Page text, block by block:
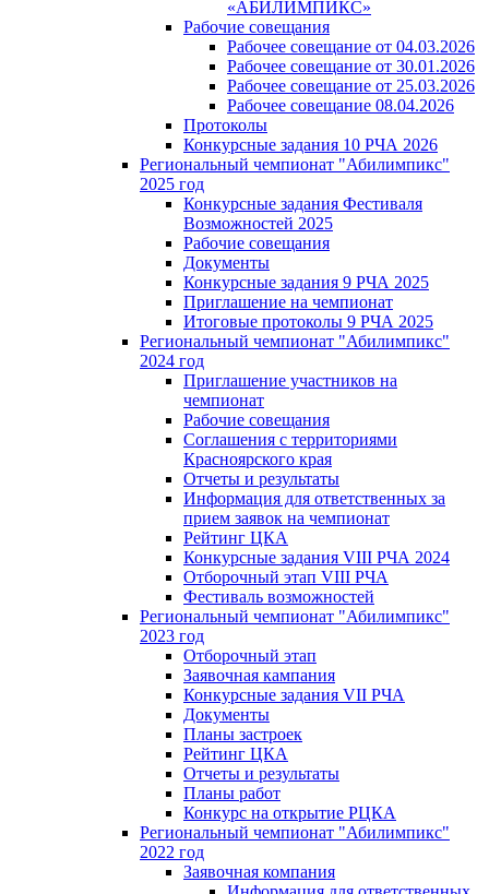
«АБИЛИМПИКС»
Рабочие совещания
Рабочее совещание от 04.03.2026
Рабочее совещание от 30.01.2026
Рабочее совещание от 25.03.2026
Рабочее совещание 08.04.2026
Протоколы
Конкурсные задания 10 РЧА 2026
Региональный чемпионат "Абилимпикс"
2025 год
Конкурсные задания Фестиваля
Возможностей 2025
Рабочие совещания
Документы
Конкурсные задания 9 РЧА 2025
Приглашение на чемпионат
Итоговые протоколы 9 РЧА 2025
Региональный чемпионат "Абилимпикс"
2024 год
Приглашение участников на
чемпионат
Рабочие совещания
Соглашения с территориями
Красноярского края
Отчеты и результаты
Информация для ответственных за
прием заявок на чемпионат
Рейтинг ЦКА
Конкурсные задания VIII РЧА 2024
Отборочный этап VIII РЧА
Фестиваль возможностей
Региональный чемпионат "Абилимпикс"
2023 год
Отборочный этап
Заявочная кампания
Конкурсные задания VII РЧА
Документы
Планы застроек
Рейтинг ЦКА
Отчеты и результаты
Планы работ
Конкурс на открытие РЦКА
Региональный чемпионат "Абилимпикс"
2022 год
Заявочная компания